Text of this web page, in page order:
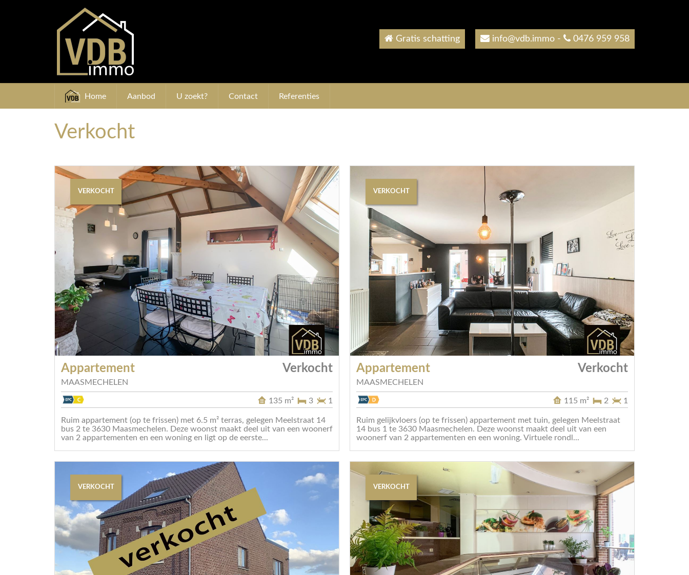
Gratis schatting info@vdb.immo - 0476 959 958
Home Aanbod U zoekt? Contact Referenties
Verkocht
VERKOCHT
Appartement Verkocht
MAASMECHELEN
1
3
135 m²
Ruim appartement (op te frissen) met 6.5 m² terras, gelegen Meelstraat 14
bus 2 te 3630 Maasmechelen. Deze woonst maakt deel uit van een woonerf
van 2 appartementen en een woning en ligt op de eerste...
VERKOCHT
Appartement Verkocht
MAASMECHELEN
1
2
115 m²
Ruim gelijkvloers (op te frissen) appartement met tuin, gelegen Meelstraat
14 bus 1 te 3630 Maasmechelen. Deze woonst maakt deel uit van een
woonerf van 2 appartementen en een woning. Virtuele rondl...
VERKOCHT VERKOCHT